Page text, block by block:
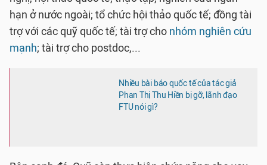
hạn ở nước ngoài; tổ chức hội thảo quốc tế; đồng tài
trợ với các quỹ quốc tế; tài trợ cho nhóm nghiên cứu
mạnh; tài trợ cho postdoc,...
Nhiều bài báo quốc tế của tác giả
Phan Thị Thu Hiền bị gỡ, lãnh đạo
FTU nói gì?